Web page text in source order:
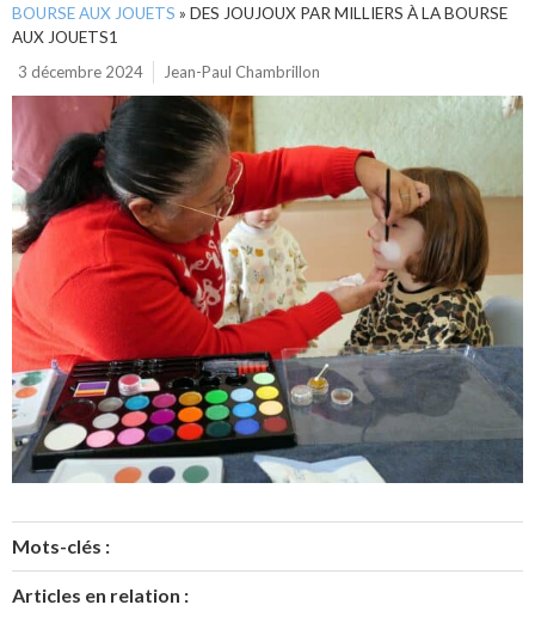
BOURSE AUX JOUETS » DES JOUJOUX PAR MILLIERS À LA BOURSE
AUX JOUETS1
3 décembre 2024
Jean-Paul Chambrillon
Mots-clés :
Articles en relation :